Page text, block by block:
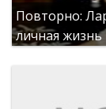
Повторно:
личная жизнь